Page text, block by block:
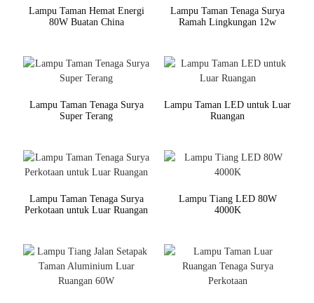
Lampu Taman Hemat Energi
80W Buatan China
Lampu Taman Tenaga Surya
Ramah Lingkungan 12w
Lampu Taman Tenaga Surya
Super Terang
Lampu Taman LED untuk Luar
Ruangan
Lampu Taman Tenaga Surya
Perkotaan untuk Luar Ruangan
Lampu Tiang LED 80W
4000K